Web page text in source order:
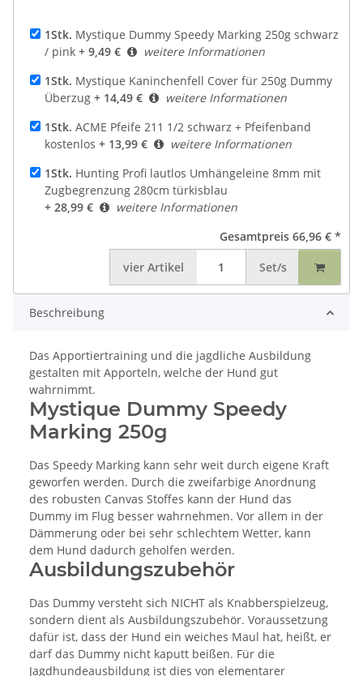
1Stk. Mystique Dummy Speedy Marking 250g schwarz
/ pink + 9,49 €
weitere Informationen
1Stk. Mystique Kaninchenfell Cover für 250g Dummy
Überzug + 14,49 €
weitere Informationen
1Stk. ACME Pfeife 211 1/2 schwarz + Pfeifenband
kostenlos + 13,99 €
weitere Informationen
1Stk. Hunting Profi lautlos Umhängeleine 8mm mit
Zugbegrenzung 280cm türkisblau
+ 28,99 €
weitere Informationen
Gesamtpreis 66,96 € *
vier Artikel Set/s
Beschreibung
Das Apportiertraining und die jagdliche Ausbildung
gestalten mit Apporteln, welche der Hund gut
wahrnimmt.
Mystique Dummy Speedy
Marking 250g
Das Speedy Marking kann sehr weit durch eigene Kraft
geworfen werden. Durch die zweifarbige Anordnung
des robusten Canvas Stoffes kann der Hund das
Dummy im Flug besser wahrnehmen. Vor allem in der
Dämmerung oder bei sehr schlechtem Wetter, kann
dem Hund dadurch geholfen werden.
Ausbildungszubehör
Das Dummy versteht sich NICHT als Knabberspielzeug,
sondern dient als Ausbildungszubehör. Voraussetzung
dafür ist, dass der Hund ein weiches Maul hat, heißt, er
darf das Dummy nicht kaputt beißen. Für die
Jagdhundeausbildung ist dies von elementarer